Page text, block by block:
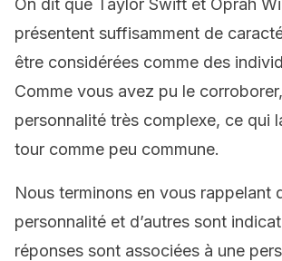
On dit que Taylor Swift et Oprah
présentent suffisamment de
être considérées comme des
Comme vous avez pu le
personnalité très complexe, ce qui
tour comme peu commune.
Nous terminons en vous rappelant
personnalité et d’autres sont
réponses sont associées à une